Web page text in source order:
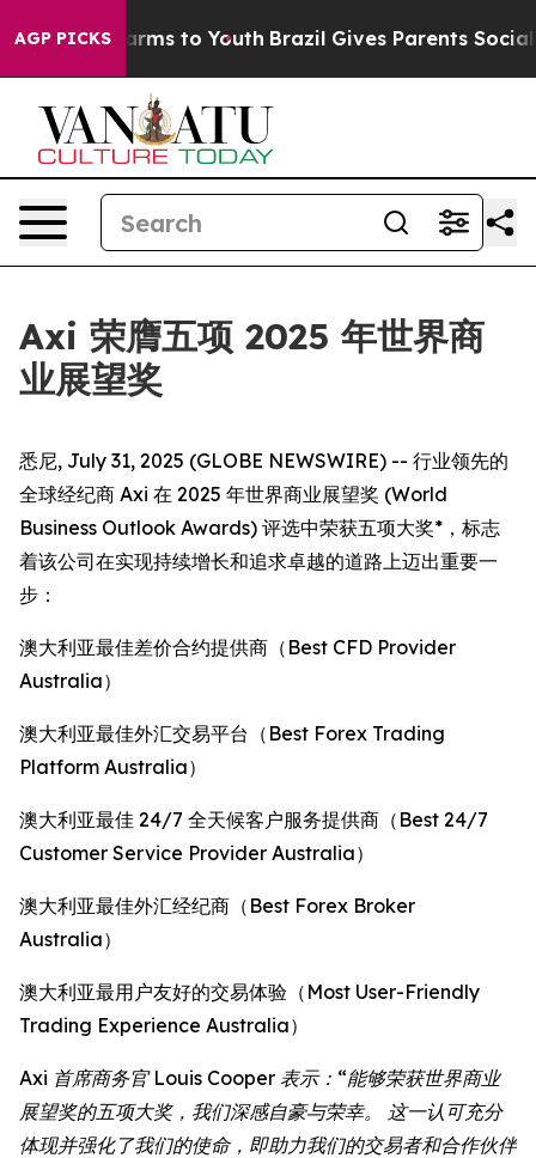
AGP PICKS
Abate Harms to Youth Brazil Gives Parents Social
Axi 荣膺五项 2025 年世界商
业展望奖
悉尼, July 31, 2025 (GLOBE NEWSWIRE) -- 行业领先的
全球经纪商 Axi 在 2025 年世界商业展望奖 (World
Business Outlook Awards) 评选中荣获五项大奖*，标志
着该公司在实现持续增长和追求卓越的道路上迈出重要一
步：
澳大利亚最佳差价合约提供商（Best CFD Provider
Australia）
澳大利亚最佳外汇交易平台（Best Forex Trading
Platform Australia）
澳大利亚最佳 24/7 全天候客户服务提供商（Best 24/7
Customer Service Provider Australia）
澳大利亚最佳外汇经纪商（Best Forex Broker
Australia）
澳大利亚最用户友好的交易体验（Most User-Friendly
Trading Experience Australia）
Axi 首席商务官 Louis Cooper 表示：“能够荣获世界商业
展望奖的五项大奖，我们深感自豪与荣幸。 这一认可充分
体现并强化了我们的使命，即助力我们的交易者和合作伙伴